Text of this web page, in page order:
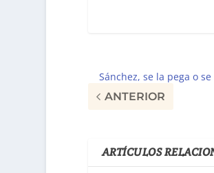
Sánchez, se la pega o se
ANTERIOR
ARTÍCULOS